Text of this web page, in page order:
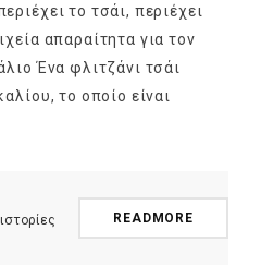
το τσάι, περιέχει
απαραίτητα για τον
Ένα φλιτζάνι τσάι
το οποίο είναι
ιστορίες
READMORE